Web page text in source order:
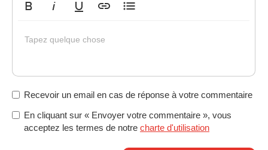
Tapez quelque chose
Recevoir un email en cas de réponse à votre commentaire
En cliquant sur « Envoyer votre commentaire », vous
acceptez les termes de notre charte d'utilisation